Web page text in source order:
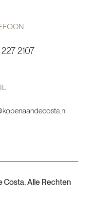
2107
Costa. Alle Rechten